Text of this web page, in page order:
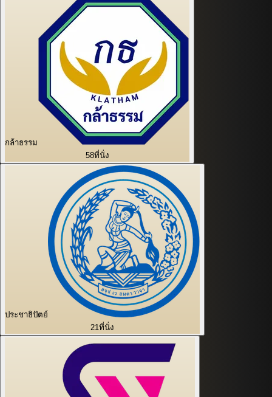
กล้าธรรม
58ที่นั่ง
ประชาธิปัตย์
21ที่นั่ง